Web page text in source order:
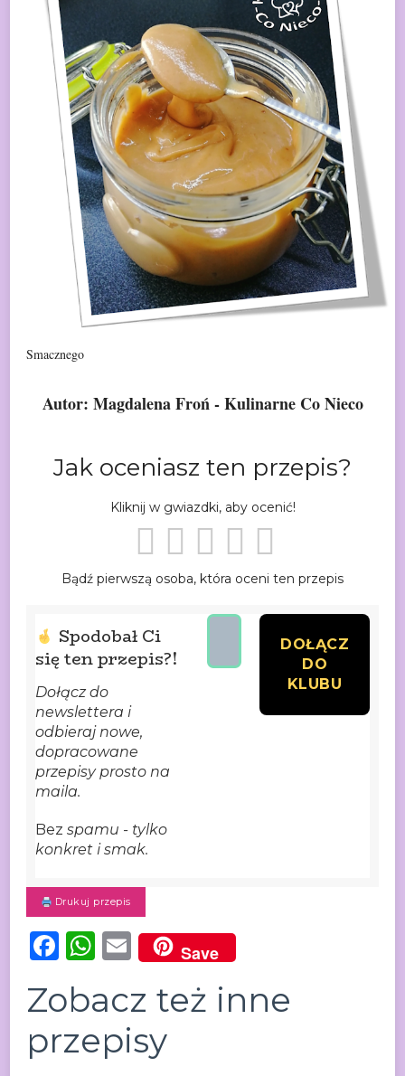
Smacznego
Autor: Magdalena Froń - Kulinarne Co Nieco
Jak oceniasz ten przepis?
Kliknij w gwiazdki, aby ocenić!
Bądź pierwszą osoba, która oceni ten przepis
Spodobał Ci
się ten przepis?!
Dołącz do
newslettera i
odbieraj nowe,
dopracowane
przepisy prosto na
maila.
Bez spamu - tylko
konkret i smak.
Drukuj przepis
Facebook
WhatsApp
Email
Save
Zobacz też inne
przepisy